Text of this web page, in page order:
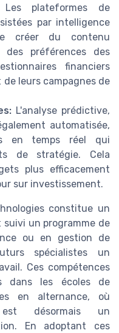
Les plateformes de
par intelligence
créer du contenu
des préférences des
financiers
leurs campagnes de
L'analyse prédictive,
automatisée,
en temps réel qui
de stratégie. Cela
plus efficacement
sur investissement.
constitue un
un programme de
ou en gestion de
spécialistes un
Ces compétences
dans les écoles de
en alternance, où
est désormais un
En adoptant ces